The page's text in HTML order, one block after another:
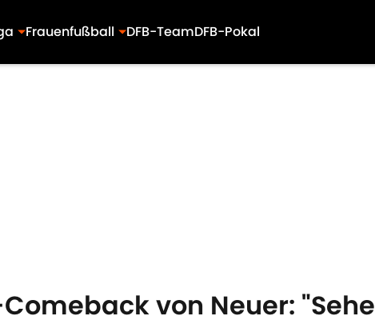
Frauenfußball DFB-TeamDFB-Pokal
von Neuer: "Sehe